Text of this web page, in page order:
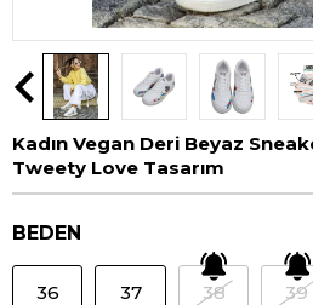
Kadın Vegan Deri Beyaz
Tweety Love Tasarım
BEDEN
36 37 38 39